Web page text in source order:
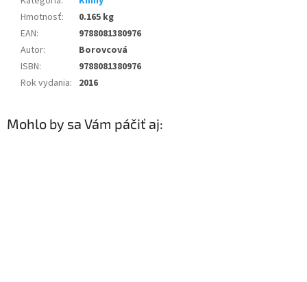
Hmotnosť:
0.165 kg
EAN:
9788081380976
Autor:
Borovcová
ISBN:
9788081380976
Rok vydania: 2016
Mohlo by sa Vám páčiť aj: